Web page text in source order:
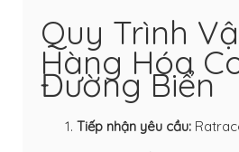
Quy Trình
Hàng Hóa
Đường Biển
Tiếp nhận yêu cầu: